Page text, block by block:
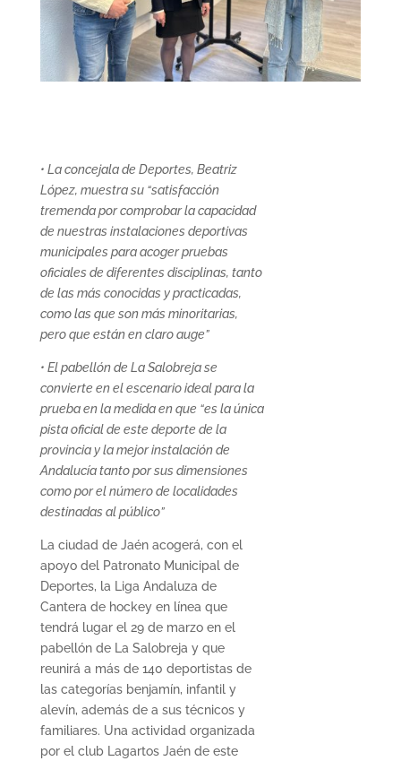
• La concejala de Deportes, Beatriz
López, muestra su “satisfacción
tremenda por comprobar la capacidad
de nuestras instalaciones deportivas
municipales para acoger pruebas
oficiales de diferentes disciplinas, tanto
de las más conocidas y practicadas,
como las que son más minoritarias,
pero que están en claro auge”
• El pabellón de La Salobreja se
convierte en el escenario ideal para la
prueba en la medida en que “es la única
pista oficial de este deporte de la
provincia y la mejor instalación de
Andalucía tanto por sus dimensiones
como por el número de localidades
destinadas al público”
La ciudad de Jaén acogerá, con el
apoyo del Patronato Municipal de
Deportes, la Liga Andaluza de
Cantera de hockey en línea que
tendrá lugar el 29 de marzo en el
pabellón de La Salobreja y que
reunirá a más de 140 deportistas de
las categorías benjamín, infantil y
alevín, además de a sus técnicos y
familiares. Una actividad organizada
por el club Lagartos Jaén de este